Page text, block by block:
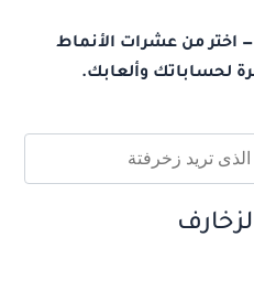
اختر من عشرات الأنماط
لحساباتك وألعابك.